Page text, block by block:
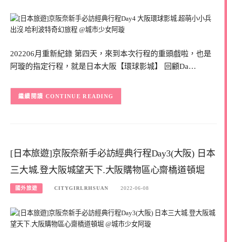
202206月重新紀錄 第四天，來到本次行程的重頭戲啦，也是
阿璇的指定行程，就是日本大阪【環球影城】 回顧Da…
CONTINUE READING
[日本旅遊]京阪奈新手必訪經典行程Day3(大阪) 日本
三大城.登大阪城望天下.大阪購物區心齋橋道頓堀
國外旅遊 CITYGIRLRHSUAN 2022-06-08